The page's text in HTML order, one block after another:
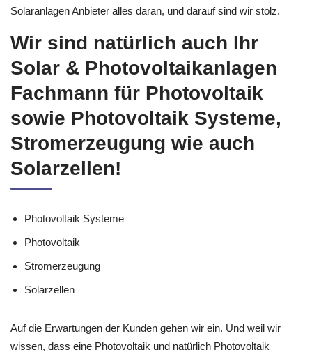
Solaranlagen Anbieter alles daran, und darauf sind wir stolz.
Wir sind natürlich auch Ihr
Solar & Photovoltaikanlagen
Fachmann für Photovoltaik
sowie Photovoltaik Systeme,
Stromerzeugung wie auch
Solarzellen!
Photovoltaik Systeme
Photovoltaik
Stromerzeugung
Solarzellen
Auf die Erwartungen der Kunden gehen wir ein. Und weil wir
wissen, dass eine Photovoltaik und natürlich Photovoltaik